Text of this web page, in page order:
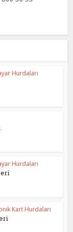
Hurdaları
Hurdaları
Kart Hurdaları